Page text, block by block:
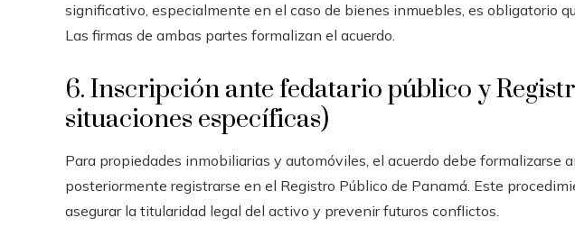
significativo, especialmente en el caso de bienes inmuebles, es obligatorio
Las firmas de ambas partes formalizan el acuerdo.
6. Inscripción ante fedatario público y
situaciones específicas)
Para propiedades inmobiliarias y automóviles, el acuerdo debe formalizarse
posteriormente registrarse en el Registro Público de Panamá. Este
asegurar la titularidad legal del activo y prevenir futuros conflictos.